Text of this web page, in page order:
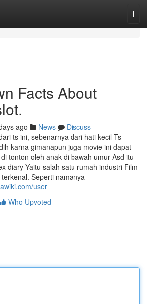
Facts About
ago News
Discuss
ts ini, sebenarnya dari hati kecil Ts
karna gimanapun juga movie ini dapat
tonton oleh anak di bawah umur Asd itu
diary Yaitu salah satu rumah industri Film
Seperti namanya
user
Who Upvoted